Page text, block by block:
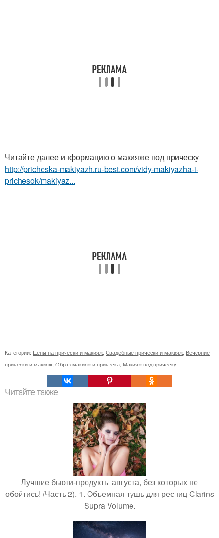
Читайте далее информацию о макияже под прическу
http://pricheska-makiyazh.ru-best.com/vidy-makiyazha-i-
prichesok/makiyaz...
Категории: Цены на прически и макияж Свадебные прически и макияж Вечерние
прически и макияж Образ макияж и прическа Макияж под прическу
Читайте также
Лучшие бьюти-продукты августа, без которых не
обойтись! (Часть 2). 1. Объемная тушь для ресниц Clarins
Supra Volume.